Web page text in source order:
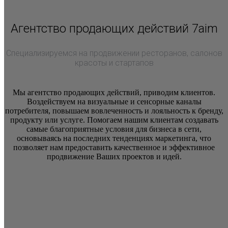
Агентство продающих действий 7aim
Специализируемся на продвижении ресторанов, салонов
красоты и стартапов
Мы агентство продающих действий, приводим клиентов.
Воздействуем на визуальные и сенсорные каналы
потребителя, повышаем вовлеченность и лояльность к бренду,
продукту или услуге. Помогаем нашим клиентам создавать
самые благоприятные условия для бизнеса в сети,
основываясь на последних тенденциях маркетинга, что
позволяет нам предоставить качественное и эффективное
продвижение Ваших проектов и идей.